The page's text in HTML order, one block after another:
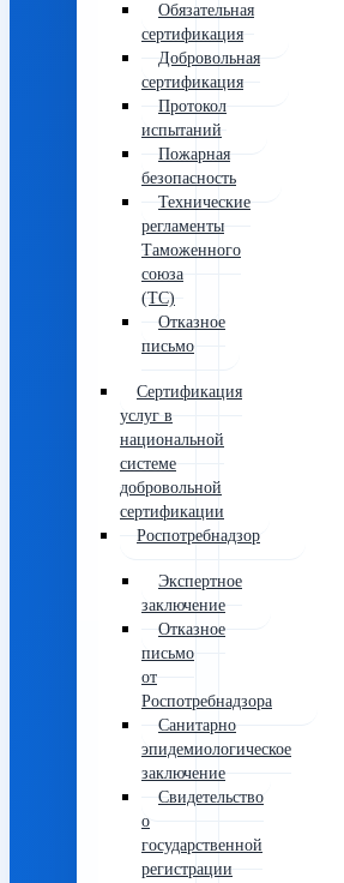
Обязательная
сертификация
Добровольная
сертификация
Протокол
испытаний
Пожарная
безопасность
Технические
регламенты
Таможенного
союза
(ТС)
Отказное
письмо
Сертификация
услуг в
национальной
системе
добровольной
сертификации
Роспотребнадзор
Экспертное
заключение
Отказное
письмо
от
Роспотребнадзора
Санитарно
эпидемиологическое
заключение
Свидетельство
о
государственной
регистрации